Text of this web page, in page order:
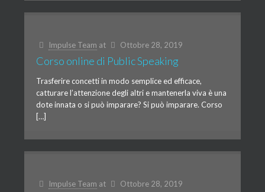
Impulse Team at Ottobre 28, 2019
Corso online di Public Speaking
Trasferire concetti in modo semplice ed efficace,
catturare l’attenzione degli altri e mantenerla viva è una
dote innata o si può imparare? Si può imparare. Corso
[…]
Impulse Team at Ottobre 28, 2019